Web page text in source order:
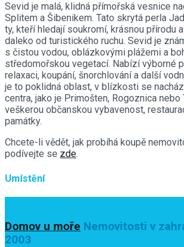
Sevid je malá, klidná přímořská vesnice
Splitem a Šibenikem. Tato skrytá perla
ty, kteří hledají soukromí, krásnou přírodu
daleko od turistického ruchu. Sevid je
s čistou vodou, oblázkovými plážemi a
středomořskou vegetací. Nabízí výborné
relaxaci, koupání, šnorchlování a další
je to poklidná oblast, v blízkosti se
centra, jako je Primošten, Rogoznica nebo
veškerou občanskou vybavenost,
památky.
Chcete-li vědět, jak probíhá koupě
podívejte se zde.
Umístění
Domov u moře Nemovitosti v
2003